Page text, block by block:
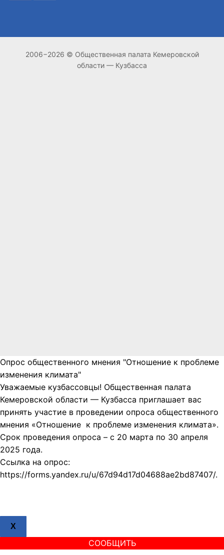
2006−2026 © Общественная палата Кемеровской
области — Кузбасса
Опрос общественного мнения "Отношение к проблеме
изменения климата"
Уважаемые кузбассовцы! Общественная палата
Кемеровской области — Кузбасса приглашает вас
принять участие в проведении опроса общественного
мнения «Отношение к проблеме изменения климата».
Срок проведения опроса – с 20 марта по 30 апреля
2025 года.
Ссылка на опрос:
https://forms.yandex.ru/u/67d94d17d04688ae2bd87407/.
X
СООБЩИТЬ